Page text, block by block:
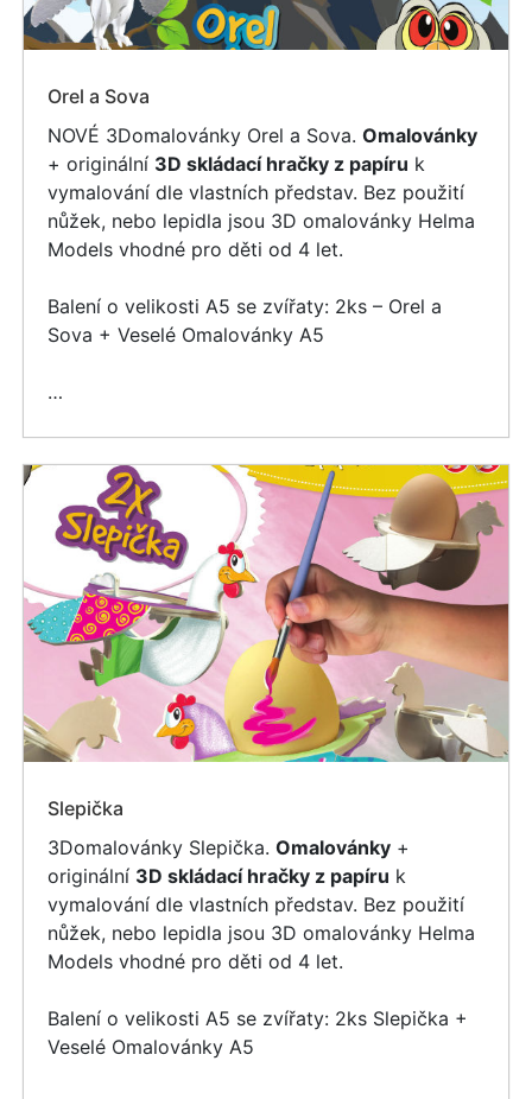
Orel a Sova
NOVÉ 3Domalovánky Orel a Sova. Omalovánky
+ originální 3D skládací hračky z papíru k
vymalování dle vlastních představ. Bez použití
nůžek, nebo lepidla jsou 3D omalovánky Helma
Models vhodné pro děti od 4 let.
Balení o velikosti A5 se zvířaty: 2ks – Orel a
Sova + Veselé Omalovánky A5
…
Slepička
3Domalovánky Slepička. Omalovánky +
originální 3D skládací hračky z papíru k
vymalování dle vlastních představ. Bez použití
nůžek, nebo lepidla jsou 3D omalovánky Helma
Models vhodné pro děti od 4 let.
Balení o velikosti A5 se zvířaty: 2ks Slepička +
Veselé Omalovánky A5